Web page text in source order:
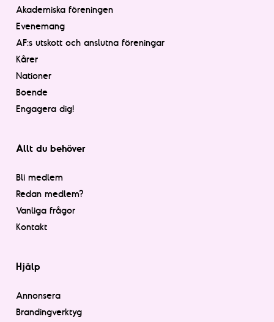
Akademiska föreningen
Evenemang
AF:s utskott och anslutna föreningar
Kårer
Nationer
Boende
Engagera dig!
Allt du behöver
Bli medlem
Redan medlem?
Vanliga frågor
Kontakt
Hjälp
Annonsera
Brandingverktyg